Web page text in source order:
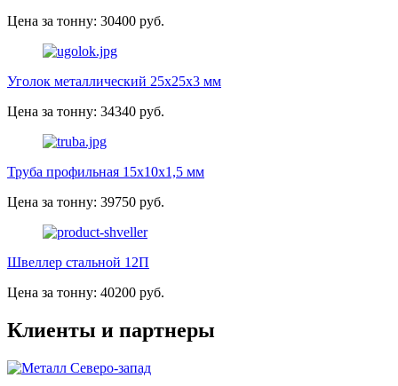
Цена за тонну: 30400 руб.
Уголок металлический 25х25х3 мм
Цена за тонну: 34340 руб.
Труба профильная 15х10х1,5 мм
Цена за тонну: 39750 руб.
Швеллер стальной 12П
Цена за тонну: 40200 руб.
Клиенты и партнеры